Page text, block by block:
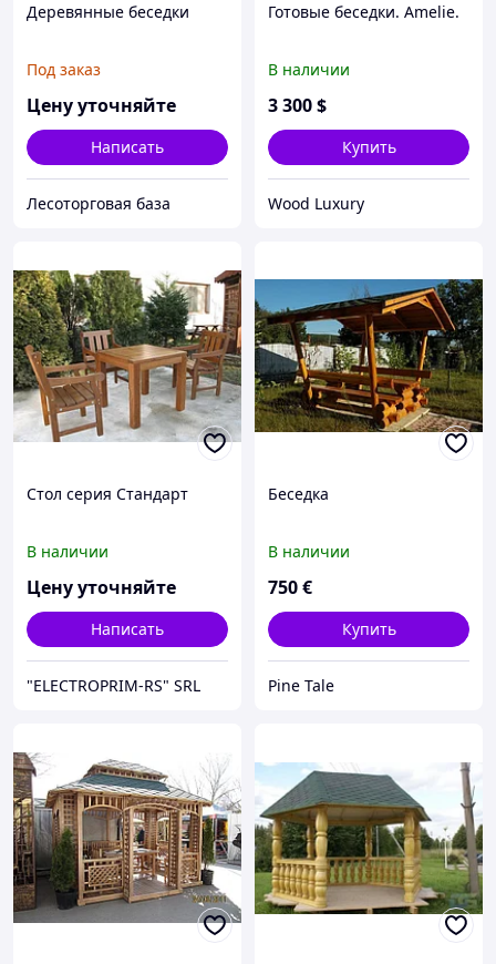
Деревянные беседки
Под заказ
Цену уточняйте
Написать
Лесоторговая база
Готовые беседки. Amelie.
В наличии
3 300$
Купить
Wood Luxury
Стол серия Стандарт
В наличии
Цену уточняйте
Написать
"ELECTROPRIM-RS" SRL
Беседка
В наличии
750€
Купить
Pine Tale